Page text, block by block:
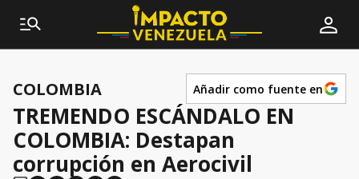
COLOMBIA Añadir como fuente en
TREMENDO ESCÁNDALO EN
COLOMBIA: Destapan
corrupción en Aerocivil